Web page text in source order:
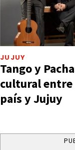
JUJUY
Tango y
cultural
país y Jujuy